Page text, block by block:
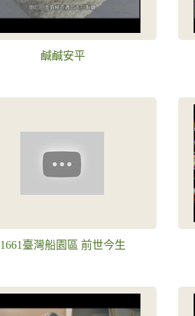
鹹鹹安平
1661臺灣船園區 前世今生